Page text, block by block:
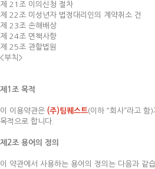
제 21조 이의신청 절차
제 22조 미성년자 법정대리인의 계약취소 건
제 23조 손해배상
제 24조 면책사항
제 25조 관할법원
<부칙>
제1조 목적
이 이용약관은 (주)팀퀘스트(이하 “회사”라고
목적으로 합니다.
제2조 용어의 정의
이 약관에서 사용하는 용어의 정의는 다음과 같습